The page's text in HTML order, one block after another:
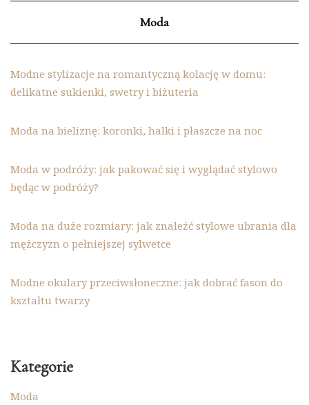
Moda
Modne stylizacje na romantyczną kolację w domu:
delikatne sukienki, swetry i biżuteria
Moda na bieliznę: koronki, halki i płaszcze na noc
Moda w podróży: jak pakować się i wyglądać stylowo
będąc w podróży?
Moda na duże rozmiary: jak znaleźć stylowe ubrania dla
mężczyzn o pełniejszej sylwetce
Modne okulary przeciwsłoneczne: jak dobrać fason do
kształtu twarzy
Kategorie
Moda